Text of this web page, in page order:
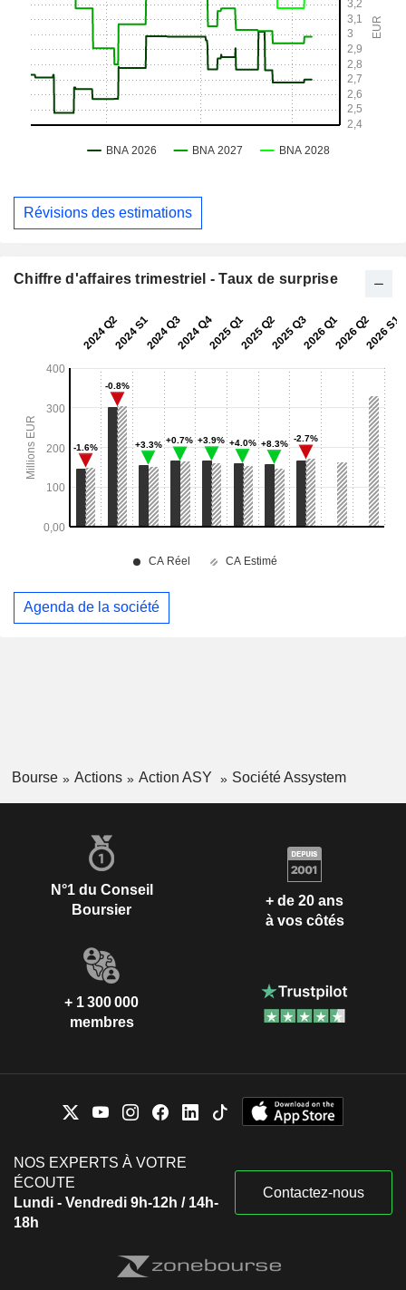
Révisions des estimations
Chiffre d'affaires trimestriel - Taux de surprise
Agenda de la société
Bourse Actions Action ASY Société Assystem
N°1 du Conseil
Boursier
+ de 20 ans
à vos côtés
+ 1 300 000
membres
NOS EXPERTS À VOTRE
ÉCOUTE
Lundi - Vendredi 9h-12h / 14h-
18h
Contactez-nous